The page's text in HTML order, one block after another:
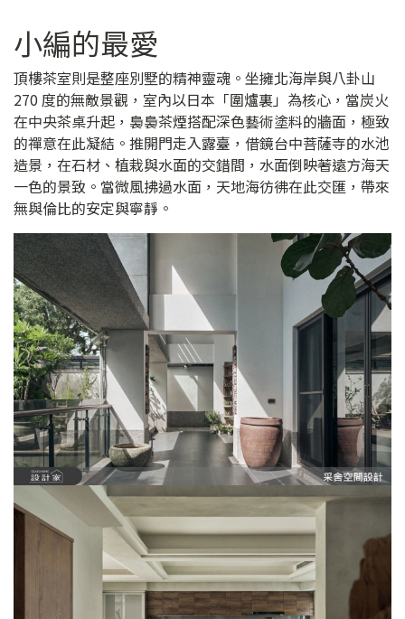
小編的最愛
頂樓茶室則是整座別墅的精神靈魂。坐擁北海岸與八卦山
270 度的無敵景觀，室內以日本「圍爐裏」為核心，當炭火
在中央茶桌升起，裊裊茶煙搭配深色藝術塗料的牆面，極致
的禪意在此凝結。推開門走入露臺，借鏡台中菩薩寺的水池
造景，在石材、植栽與水面的交錯間，水面倒映著遠方海天
一色的景致。當微風拂過水面，天地海彷彿在此交匯，帶來
無與倫比的安定與寧靜。